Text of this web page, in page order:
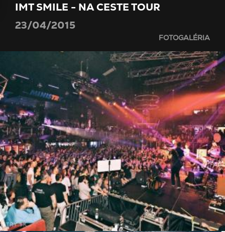
IMT SMILE - NA CESTE TOUR
23/04/2015
FOTOGALÉRIA